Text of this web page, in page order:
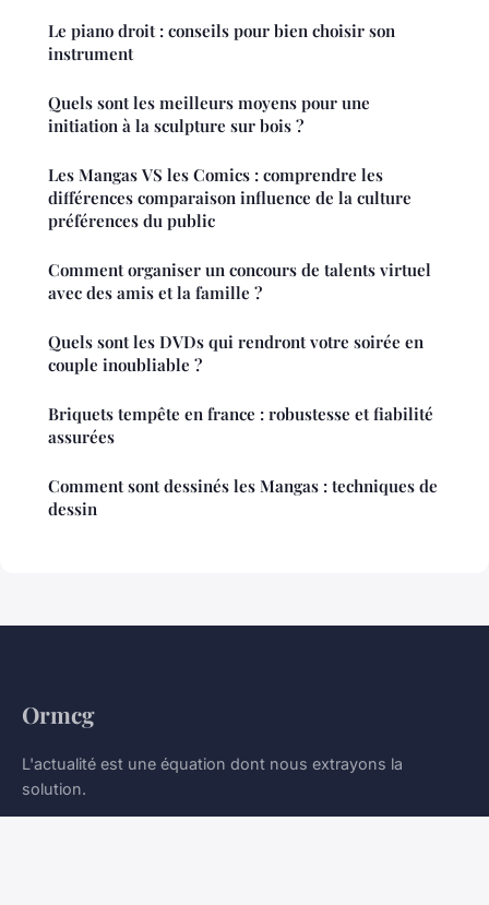
Le piano droit : conseils pour bien choisir son
instrument
Quels sont les meilleurs moyens pour une
initiation à la sculpture sur bois ?
Les Mangas VS les Comics : comprendre les
différences comparaison influence de la culture
préférences du public
Comment organiser un concours de talents virtuel
avec des amis et la famille ?
Quels sont les DVDs qui rendront votre soirée en
couple inoubliable ?
Briquets tempête en france : robustesse et fiabilité
assurées
Comment sont dessinés les Mangas : techniques de
dessin
Ormcg
L'actualité est une équation dont nous extrayons la
solution.